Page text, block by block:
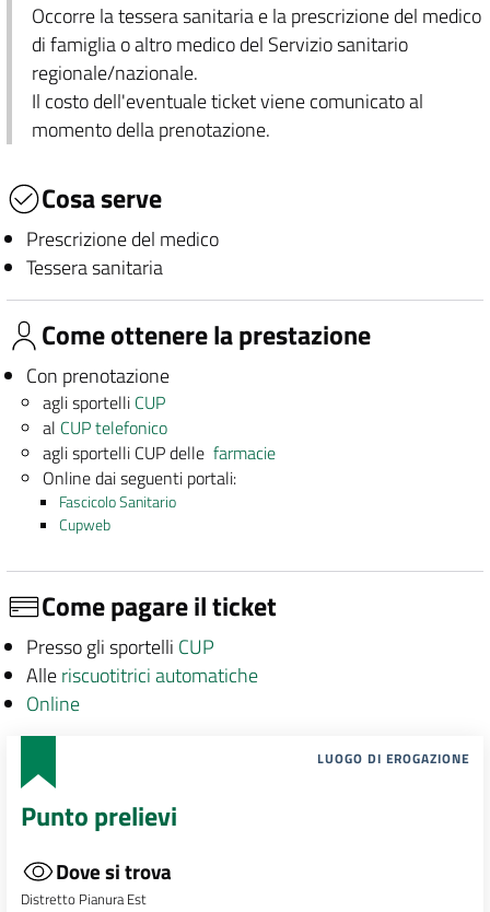
Occorre la tessera sanitaria e la prescrizione del medico
di famiglia o altro medico del Servizio sanitario
regionale/nazionale.
Il costo dell'eventuale ticket viene comunicato al
momento della prenotazione.
Cosa serve
Prescrizione del medico
Tessera sanitaria
Come ottenere la prestazione
Con prenotazione
agli sportelli CUP
al CUP telefonico
agli sportelli CUP dellefarmacie
Online dai seguenti portali:
Fascicolo Sanitario
Cupweb
Come pagare il ticket
Presso gli sportelli CUP
Alleriscuotitrici automatiche
Online
LUOGO DI EROGAZIONE
Punto prelievi
Dove si trova
Distretto Pianura Est